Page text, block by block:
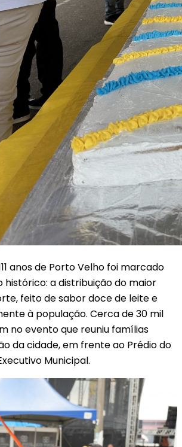
anos de Porto Velho foi marcado
a distribuição do maior
feito de sabor doce de leite e
à população. Cerca de 30 mil
no evento que reuniu famílias
da cidade, em frente ao Prédio do
Municipal.